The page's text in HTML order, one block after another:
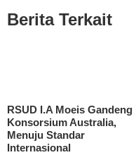
Berita Terkait
RSUD I.A Moeis Gandeng
Konsorsium Australia,
Menuju Standar
Internasional